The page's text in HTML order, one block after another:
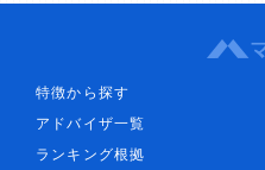
特徴から探す
アドバイザ一覧
ランキング根拠